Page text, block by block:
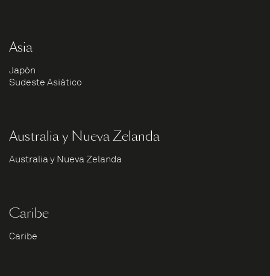
Asia
Japón
Sudeste Asiático
Australia y Nueva Zelanda
Australia y Nueva Zelanda
Caribe
Caribe